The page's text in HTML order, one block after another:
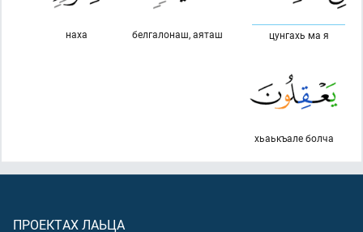
цунгахь ма я
белгалонаш, аяташ
наха
хьаькъале болча
ПРОЕКТАХ ЛАЬЦА